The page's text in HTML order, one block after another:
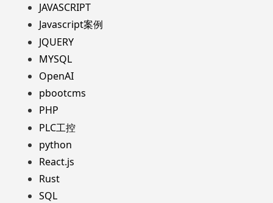
JAVASCRIPT
Javascript案例
JQUERY
MYSQL
OpenAI
pbootcms
PHP
PLC工控
python
React.js
Rust
SQL